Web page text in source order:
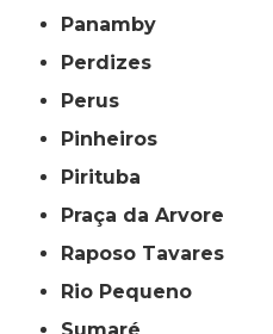
Panamby
Perdizes
Perus
Pinheiros
Pirituba
Praça da Arvore
Raposo Tavares
Rio Pequeno